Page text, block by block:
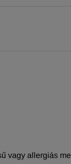
vagy allergiás